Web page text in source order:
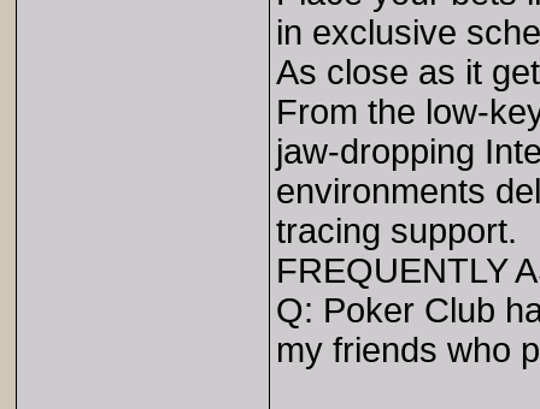
in exclusive
As close as it
From the low-
jaw-dropping
environments
tracing support.
FREQUENTLY
Q: Poker Club
my friends who